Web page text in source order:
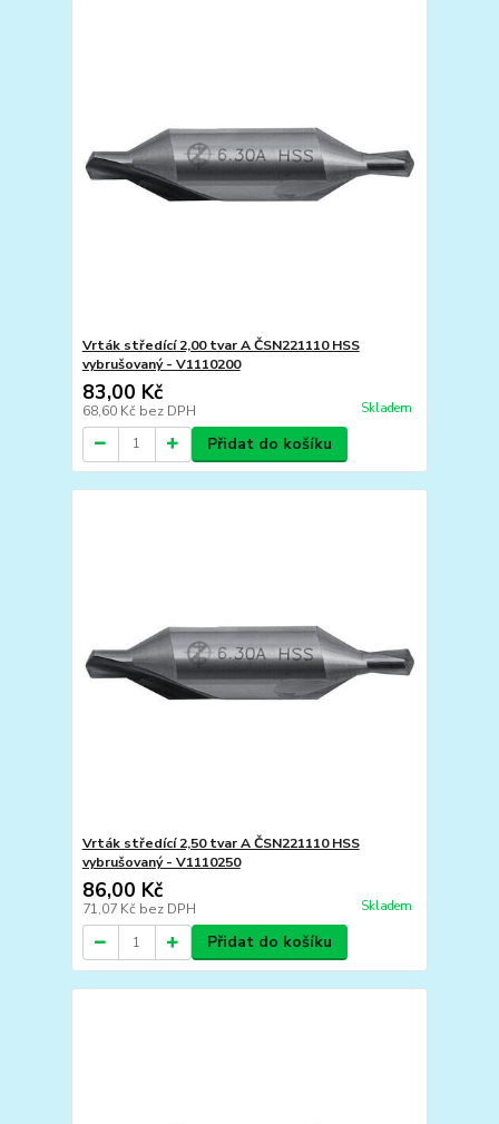
Vrták středící 2,00 tvar A ČSN221110 HSS
vybrušovaný - V1110200
83,00 Kč
68,60 Kč bez DPH Skladem
Přidat do košíku
Vrták středící 2,50 tvar A ČSN221110 HSS
vybrušovaný - V1110250
86,00 Kč
71,07 Kč bez DPH Skladem
Přidat do košíku